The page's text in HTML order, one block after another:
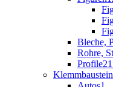
Bleche,
Rohre,
Profile